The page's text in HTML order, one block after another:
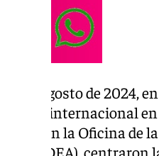
en agosto de 2024,
policial internacional
con la Oficina de